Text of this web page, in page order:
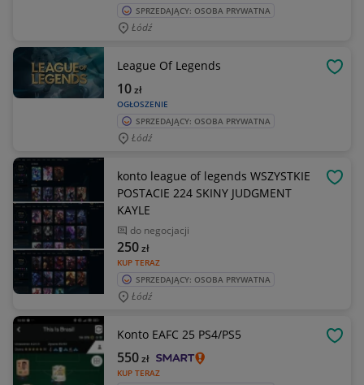
SPRZEDAJĄCY: OSOBA PRYWATNA
Łódź
League Of Legends
OGŁOSZENIE
10zł
SPRZEDAJĄCY: OSOBA PRYWATNA
Łódź
konto league of legends WSZYSTKIE
POSTACIE 224 SKINY JUDGMENT
KAYLE
do negocjacji
KUP TERAZ
250zł
SPRZEDAJĄCY: OSOBA PRYWATNA
Łódź
Konto EAFC 25 PS4/PS5
KUP TERAZ
550zł